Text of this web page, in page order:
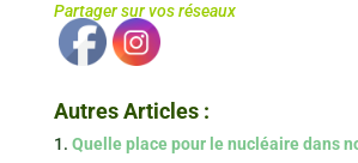
Partager sur vos réseaux
Autres Articles :
Quelle place pour le nucléaire dans